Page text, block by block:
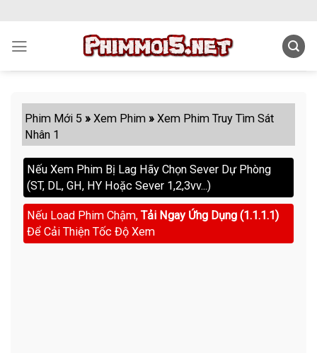
content
Phim Mới 5 »Xem Phim »Xem Phim Truy Tìm Sát
Nhân 1
Nếu Xem Phim Bị Lag Hãy Chọn Sever Dự Phòng
(ST, DL, GH, HY Hoặc Sever 1,2,3vv...)
Nếu Load Phim Chậm, Tải Ngay Ứng Dụng (1.1.1.1)
Để Cải Thiện Tốc Độ Xem